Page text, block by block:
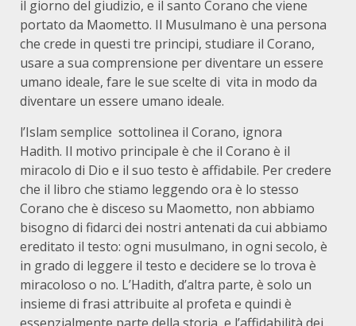
il giorno del giudizio, e il santo Corano che viene
portato da Maometto. Il Musulmano è una persona
che crede in questi tre principi, studiare il Corano,
usare a sua comprensione per diventare un essere
umano ideale, fare le sue scelte di vita in modo da
diventare un essere umano ideale.
l’Islam semplice sottolinea il Corano, ignora
Hadith. Il motivo principale è che il Corano è il
miracolo di Dio e il suo testo è affidabile. Per credere
che il libro che stiamo leggendo ora è lo stesso
Corano che è disceso su Maometto, non abbiamo
bisogno di fidarci dei nostri antenati da cui abbiamo
ereditato il testo: ogni musulmano, in ogni secolo, è
in grado di leggere il testo e decidere se lo trova è
miracoloso o no. L’Hadith, d’altra parte, è solo un
insieme di frasi attribuite al profeta e quindi è